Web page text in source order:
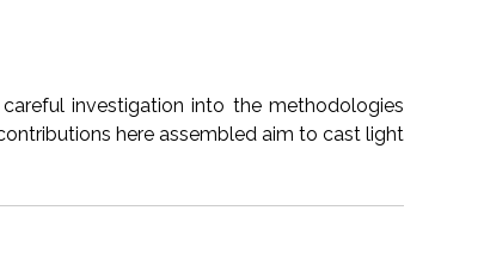
investigation into the methodologies
here assembled aim to cast light